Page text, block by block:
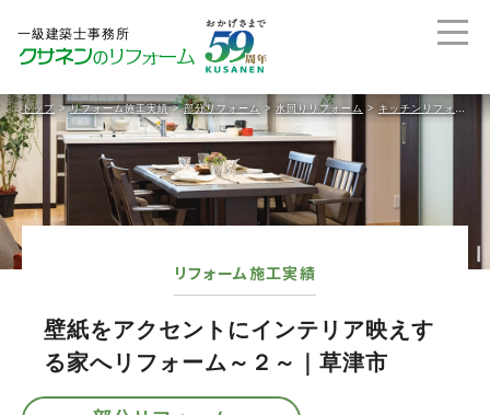
トップ >リフォーム施工実績>部分リフォーム > 水回りリフォーム > キッチンリフォーム
リフォーム施工実績
壁紙をアクセントにインテリア映えす
る家へリフォーム～２～｜草津市